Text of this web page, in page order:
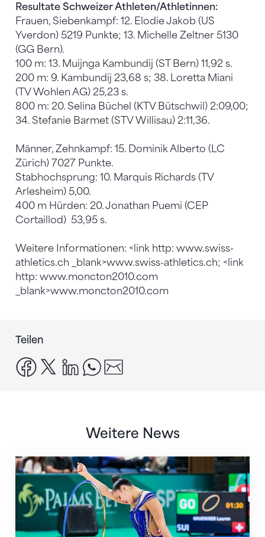
Resultate Schweizer Athleten/Athletinnen:
Frauen, Siebenkampf: 12. Elodie Jakob (US
Yverdon) 5219 Punkte; 13. Michelle Zeltner 5130
(GG Bern).
100 m: 13. Muijnga Kambundij (ST Bern) 11,92 s.
200 m: 9. Kambundij 23,68 s; 38. Loretta Miani
(TV Wohlen AG) 25,23 s.
800 m: 20. Selina Büchel (KTV Bütschwil) 2:09,00;
34. Stefanie Barmet (STV Willisau) 2:11,36.
Männer, Zehnkampf: 15. Dominik Alberto (LC
Zürich) 7027 Punkte.
Stabhochsprung: 10. Marquis Richards (TV
Arlesheim) 5,00.
400 m Hürden: 20. Jonathan Puemi (CEP
Cortaillod) 53,95 s.
Weitere Informationen: <link http: www.swiss-
athletics.ch _blank>www.swiss-athletics.ch; <link
http: www.moncton2010.com
_blank>www.moncton2010.com
Teilen
facebook
x linkedinwhatsapp
Weitere News
Nächster Halt: Weltmeisterschaft